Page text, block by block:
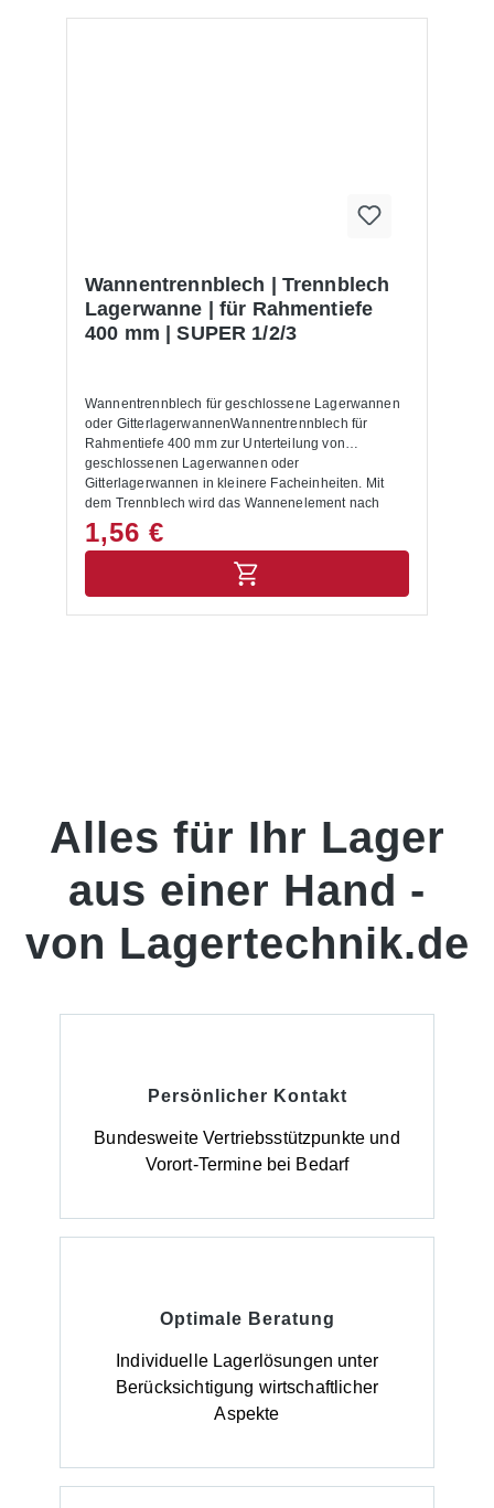
Wannentrennblech | Trennblech
Lagerwanne | für Rahmentiefe
400 mm | SUPER 1/2/3
Wannentrennblech für geschlossene Lagerwannen
oder GitterlagerwannenWannentrennblech für
Rahmentiefe 400 mm zur Unterteilung von
geschlossenen Lagerwannen oder
Gitterlagerwannen in kleinere Facheinheiten. Mit
dem Trennblech wird das Wannenelement nach
Bedarf in der Breite unterteilt.Für
Fachbodenregalsystem SUPER 1/2/3 geeignet.
1,56 €
Alles für Ihr Lager
aus einer Hand -
von Lagertechnik.de
Persönlicher Kontakt
Bundesweite Vertriebsstützpunkte und
Vorort-Termine bei Bedarf
Optimale Beratung
Individuelle Lagerlösungen unter
Berücksichtigung wirtschaftlicher
Aspekte